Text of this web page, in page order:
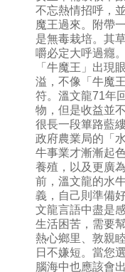
不忘熱情招呼，
魔王過來。附帶
是無毒栽培。其
嚼必定大呼過癮
「牛魔王」出現
溢，不像「牛魔
符。溫文龍71年
物，但是收益並
很長一段篳路藍
政府農業局的「
牛事業才漸漸起
養殖，以及更廣
前，溫文龍的水
義，自己則準備
文龍言語中盡是
生活困苦，需要
熱心鄉里、敦親
日不嫌短。當您
腦海中也應該會